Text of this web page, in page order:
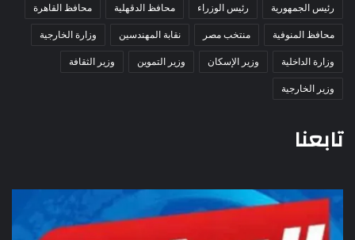
رئيس الجمهورية
رئيس الوزراء محافظ الدقهلية
محافظ القاهرة
محافظ المنوفية
منتخب مصر نقابة المهندسين
وزارة الخارجية
وزارة الداخلية
وزير الإسكان وزير التموين
وزير الثقافة
وزير الخارجية
تابعنا